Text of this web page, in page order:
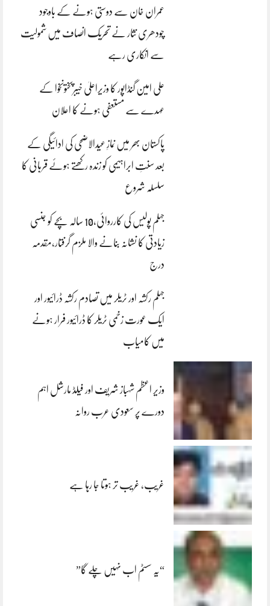
عمران خان سے دوستی ہونے کے باوجود
چودھری نثار نے تحریک انصاف میں شمولیت
سے انکاری رہے
علی امین گنڈاپور کا وزیراعلیٰ خیبرپختونخوا کے
عہدے سے مستعفی ہونے کا اعلان
پاکستان بھر میں نمازِ عیدالاضحی کی ادائیگی کے
بعد سنتِ ابراہیمی کو زندہ رکھتے ہوئے قربانی کا
سلسلہ شروع
جہلم پولیس کی کارروائی،10 سالہ بچے کو جنسی
زیادتی کا نشانہ بنانے والا ملزم گرفتار،مقدمہ
درج
جہلم رکشہ اور ٹریلر میں تصادم رکشہ ڈرائیور اور
ایک عورت زخمی ٹریلر کا ڈرائیور فرار ہونے
میں کامیاب
وزیر اعظم شہباز شریف اور فیلڈ مارشل اہم
دورے پر سعودی عرب روانہ
غریب، غریب تر ہوتا جا رہا ہے
“یہ سسٹم اب نہیں چلے گا”